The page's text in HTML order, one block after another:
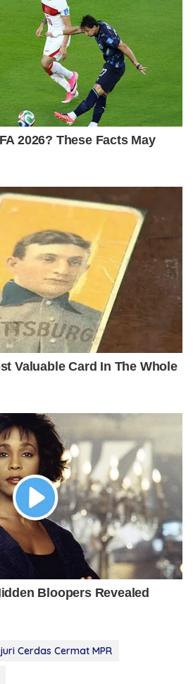
juri Cerdas Cermat MPR